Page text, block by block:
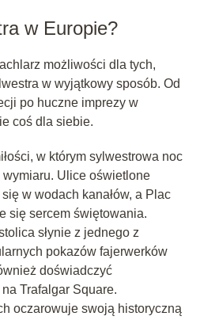
w Europie?
możliwości dla tych,
w wyjątkowy sposób. Od
po huczne imprezy w
coś dla siebie.
w którym sylwestrowa noc
Ulice oświetlone
w wodach kanałów, a Plac
się sercem świętowania.
słynie z jednego z
pokazów fajerwerków
doświadczyć
Trafalgar Square.
oczarowuje swoją historyczną